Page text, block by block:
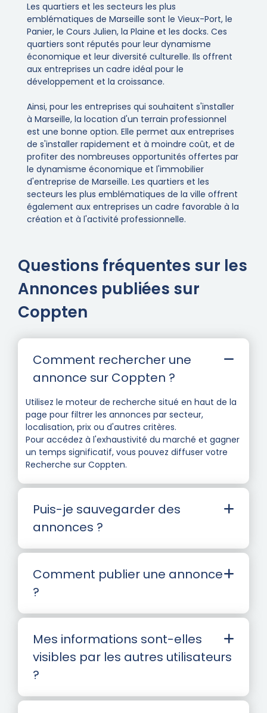
Les quartiers et les secteurs les plus
emblématiques de Marseille sont le Vieux-Port, le
Panier, le Cours Julien, la Plaine et les docks. Ces
quartiers sont réputés pour leur dynamisme
économique et leur diversité culturelle. Ils offrent
aux entreprises un cadre idéal pour le
développement et la croissance.
Ainsi, pour les entreprises qui souhaitent s'installer
à Marseille, la location d'un terrain professionnel
est une bonne option. Elle permet aux entreprises
de s'installer rapidement et à moindre coût, et de
profiter des nombreuses opportunités offertes par
le dynamisme économique et l'immobilier
d'entreprise de Marseille. Les quartiers et les
secteurs les plus emblématiques de la ville offrent
également aux entreprises un cadre favorable à la
création et à l'activité professionnelle.
Questions fréquentes sur les
Annonces publiées sur
Coppten
Comment rechercher une
annonce sur Coppten ?
Utilisez le moteur de recherche situé en haut de la
page pour filtrer les annonces par secteur,
localisation, prix ou d'autres critères.
Pour accédez à l'exhaustivité du marché et gagner
un temps significatif, vous pouvez diffuser votre
Recherche sur Coppten.
Puis-je sauvegarder des
annonces ?
Comment publier une annonce
?
Mes informations sont-elles
visibles par les autres utilisateurs
?